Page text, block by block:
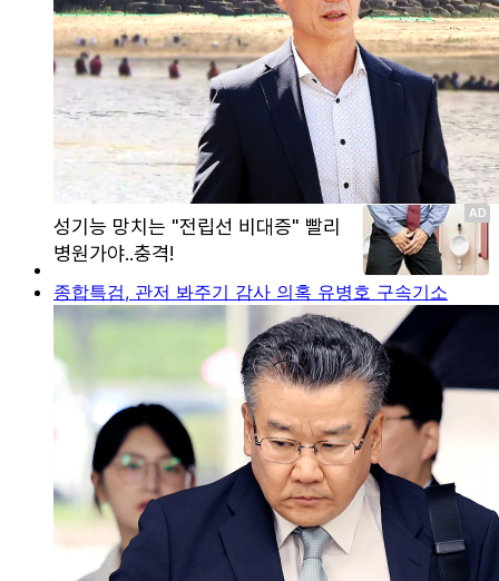
종합특검, 관저 봐주기 감사 의혹 유병호 구속기소